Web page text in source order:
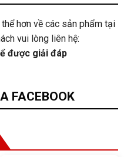
hơn về các sản phẩm tại
vui lòng liên hệ:
được giải đáp
FACEBOOK